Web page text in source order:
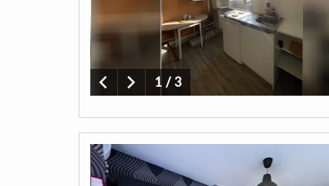
1 /3